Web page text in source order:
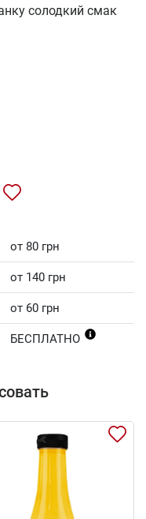
солодкий смак
от 80 грн
от 140 грн
от 60 грн
БЕСПЛАТНО